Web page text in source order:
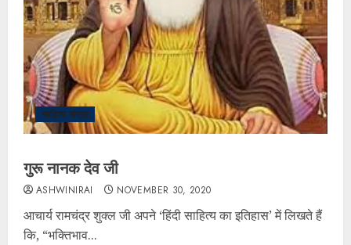
साहित्य संग्रह
गुरू नानक देव जी
ASHWINIRAI NOVEMBER 30, 2020
आचार्य रामचंद्र शुक्ल जी अपने ‘हिंदी साहित्य का इतिहास’ में लिखते हैं
कि, “भक्तिभाव...